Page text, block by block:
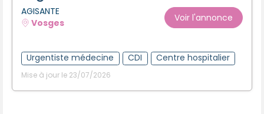
AGISANTE
Vosges
Voir l'annonce
Urgentiste médecine CDI Centre hospitalier
Mise à jour le 23/07/2026